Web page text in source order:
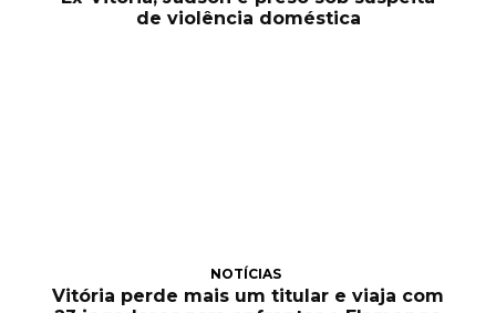
de violência doméstica
NOTÍCIAS
Vitória perde mais um titular e viaja com